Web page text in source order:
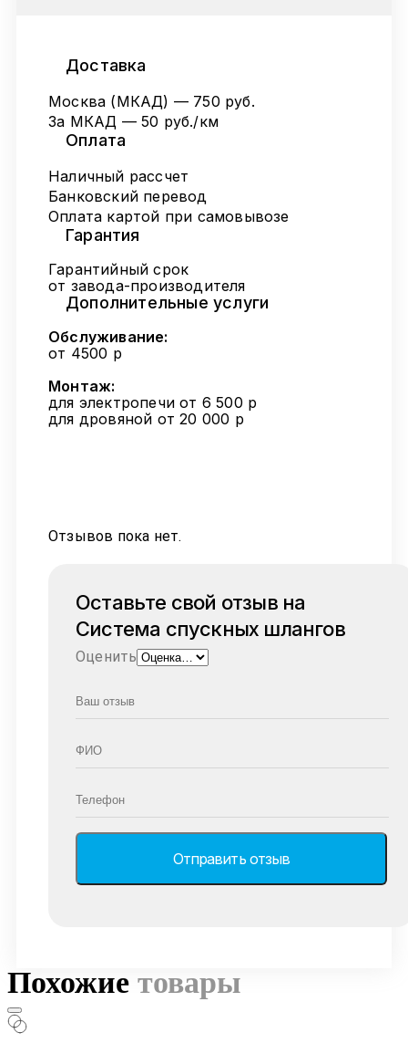
Доставка
Москва (МКАД) — 750 руб.
За МКАД — 50 руб./км
Оплата
Наличный рассчет
Банковский перевод
Оплата картой при самовывозе
Гарантия
Гарантийный срок
от завода-производителя
Дополнительные услуги
Обслуживание:
от 4500 р
Монтаж:
для электропечи от 6 500 р
для дровяной от 20 000 р
Отзывов пока нет.
Оставьте свой отзыв на
Система спускных шлангов
Оценить
Похожие товары